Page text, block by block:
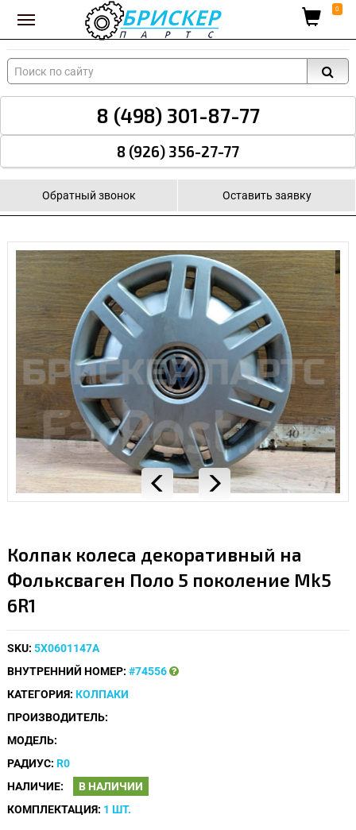
Вход для поставщиков 0
8 (498) 301-87-77
8 (926) 356-27-77
Обратный звонок Оставить заявку
Колпак колеса декоративный на
Фольксваген Поло 5 поколение Mk5
6R1
SKU: 5X0601147A
ВНУТРЕННИЙ НОМЕР: #74556
КАТЕГОРИЯ: КОЛПАКИ
ПРОИЗВОДИТЕЛЬ:
МОДЕЛЬ:
РАДИУС: R0
НАЛИЧИЕ:
В НАЛИЧИИ
КОМПЛЕКТАЦИЯ: 1 ШТ.